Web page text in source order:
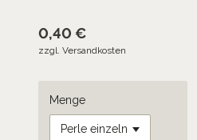
0,40 €
zzgl. Versandkosten
Menge